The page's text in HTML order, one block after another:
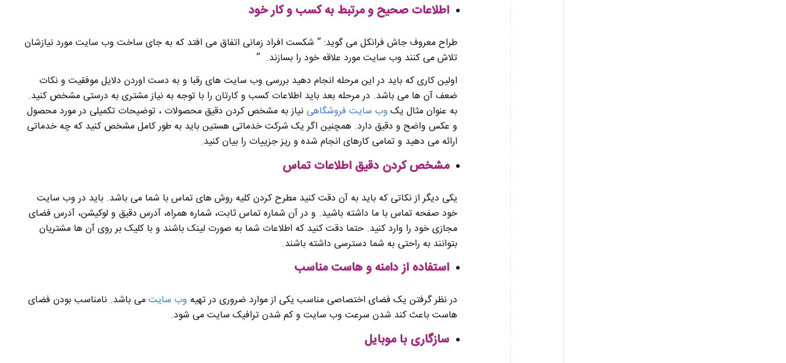
اطلاعات صحیح و مرتبط به کسب و کار خود
طراح معروف جاش فرانکل می‌ گوید: ” شکست افراد زمانی اتفاق می افتد که به جای ساخت وب سایت مورد نیازشان
تلاش می کنند وب سایت مورد علاقه خود را بسازند. ”
اولین کاری که باید در این مرحله انجام دهید بررسی وب سایت های رقبا و به دست اوردن دلایل موفقیت و نکات
ضعف آن ها می باشد. در مرحله بعد باید اطلاعات کسب و کارتان را با توجه به نیاز مشتری به درستی مشخص کنید.
به عنوان مثال یک وب سایت فروشگاهی نیاز به مشخص کردن دقیق محصولات ، توضیحات تکمیلی در مورد محصول
و عکس واضح و دقیق دارد. همچنین اگر یک شرکت خدماتی هستین باید به طور کامل مشخص کنید که چه خدماتی
ارائه می دهید و تمامی کارهای انجام شده و ریز جزییات را بیان کنید.
مشخص کردن دقیق اطلاعات تماس
یکی دیگر از نکاتی که باید به آن دقت کنید مطرح کردن کلیه روش های تماس با شما می باشد. باید در وب سایت
خود صفحه تماس با ما داشته باشید. و در آن شماره تماس ثابت، شماره همراه، آدرس دقیق و لوکیشن، آدرس فضای
مجازی خود را وارد کنید. حتما دقت کنید که اطلاعات شما به صورت لینک باشند و با کلیک بر روی آن ها مشتریان
بتوانند به راحتی به شما دسترسی داشته باشند.
استفاده از دامنه و هاست مناسب
در نظر گرفتن یک فضای اختصاصی مناسب یکی از موارد ضروری در تهیه وب سایتمی باشد. نامناسب بودن فضای
هاست باعث کند شدن سرعت وب سایت و کم شدن ترافیک سایت می شود.
سازگاری با موبایل